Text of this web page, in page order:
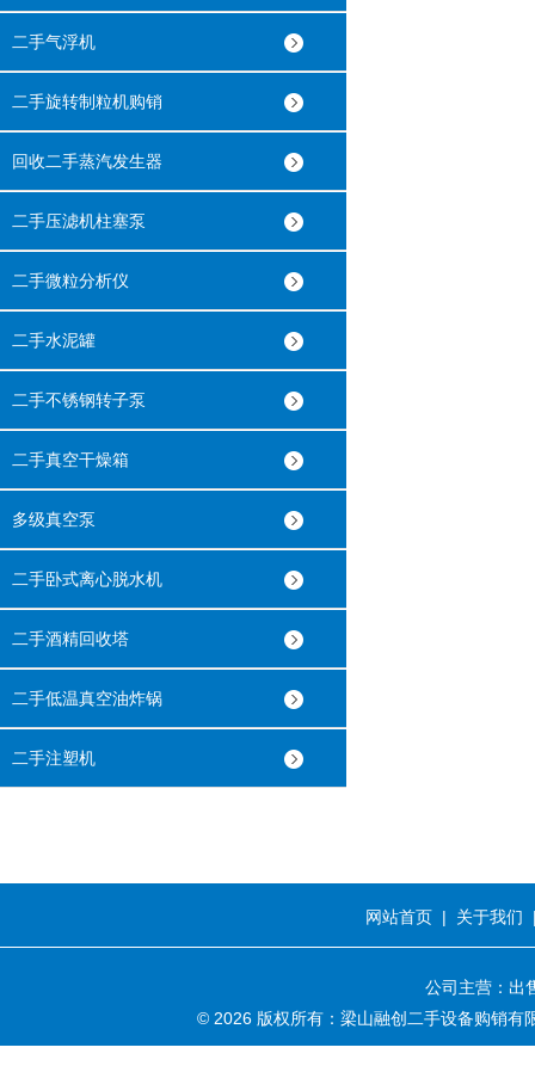
二手气浮机
二手旋转制粒机购销
回收二手蒸汽发生器
二手压滤机柱塞泵
二手微粒分析仪
二手水泥罐
二手不锈钢转子泵
二手真空干燥箱
多级真空泵
二手卧式离心脱水机
二手酒精回收塔
二手低温真空油炸锅
二手注塑机
网站首页 | 关于我们
公司主营：出
© 2026 版权所有：梁山融创二手设备购销